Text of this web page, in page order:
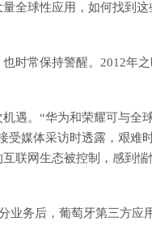
全球性应用，如何找到
时常保持警醒。2012年
遇。“华为和荣耀可与全
媒体采访时透露，艰难
联网生态被控制，感到
业务后，葡萄牙第三方应